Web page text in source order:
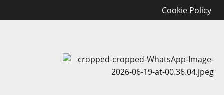
Cookie Policy